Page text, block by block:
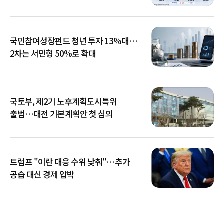
국민참여성장펀드 청년 투자 13%대…
2차는 서민형 50%로 확대
국토부, 제2기 노후계획도시특위
출범…대전 기본계획안 첫 심의
트럼프 "이란 대응 수위 낮춰"…추가
공습 대신 경제 압박